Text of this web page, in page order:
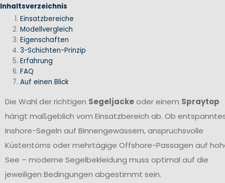
Inhaltsverzeichnis
Einsatzbereiche
Modellvergleich
Eigenschaften
3-Schichten-Prinzip
Erfahrung
FAQ
Auf einen Blick
Die Wahl der richtigen Segeljackeoder einem Spraytop
hängt maßgeblich vom Einsatzbereich ab. Ob
Inshore-Segeln auf Binnengewässern, anspruchsvolle
Küstentörns oder mehrtägige Offshore-Passagen auf
See – moderne Segelbekleidung muss optimal auf die
jeweiligen Bedingungen abgestimmt sein.